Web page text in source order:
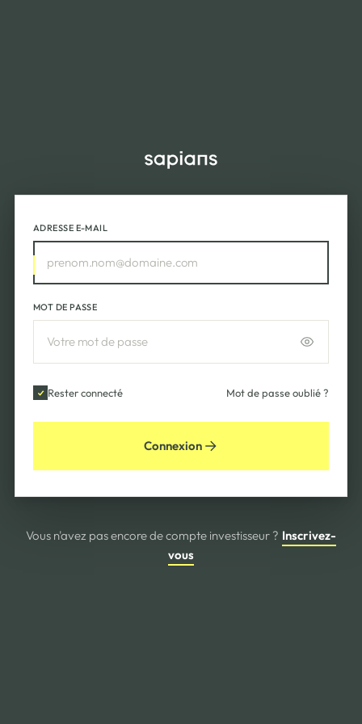
ADRESSE E-MAIL
MOT DE PASSE
Rester connecté Mot de passe oublié ?
Connexion
Vous n'avez pas encore de compte investisseur ? Inscrivez-
vous